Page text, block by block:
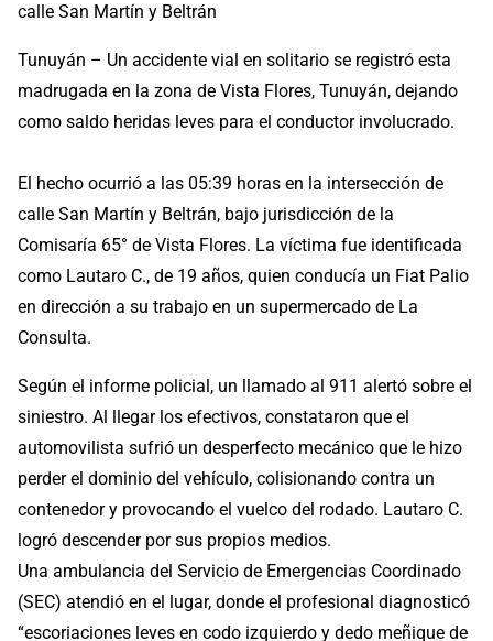
calle San Martín y Beltrán
Tunuyán – Un accidente vial en solitario se registró esta
madrugada en la zona de Vista Flores, Tunuyán, dejando
como saldo heridas leves para el conductor involucrado.
El hecho ocurrió a las 05:39 horas en la intersección de
calle San Martín y Beltrán, bajo jurisdicción de la
Comisaría 65° de Vista Flores. La víctima fue identificada
como Lautaro C., de 19 años, quien conducía un Fiat Palio
en dirección a su trabajo en un supermercado de La
Consulta.
Según el informe policial, un llamado al 911 alertó sobre el
siniestro. Al llegar los efectivos, constataron que el
automovilista sufrió un desperfecto mecánico que le hizo
perder el dominio del vehículo, colisionando contra un
contenedor y provocando el vuelco del rodado. Lautaro C.
logró descender por sus propios medios.
Una ambulancia del Servicio de Emergencias Coordinado
(SEC) atendió en el lugar, donde el profesional diagnosticó
“escoriaciones leves en codo izquierdo y dedo meñique de